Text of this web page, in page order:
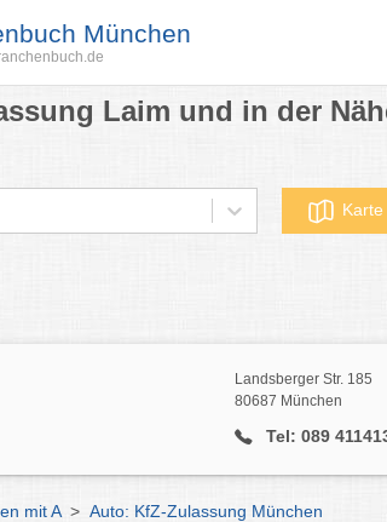
München
Laim und in der
Landsberger Str. 185
80687 München
Tel: 089
mit A > Auto: KfZ-Zulassung München